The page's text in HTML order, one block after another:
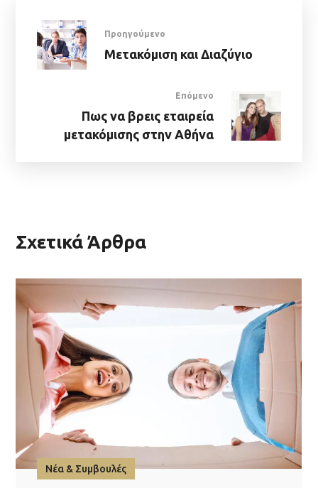
Προηγούμενο
Μετακόμιση και Διαζύγιο
Επόμενο
Πως να βρεις εταιρεία
μετακόμισης στην Αθήνα
Σχετικά Άρθρα
Νέα & Συμβουλές